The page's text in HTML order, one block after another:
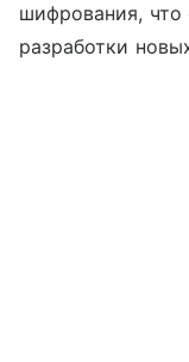
шифрования, что
разработки